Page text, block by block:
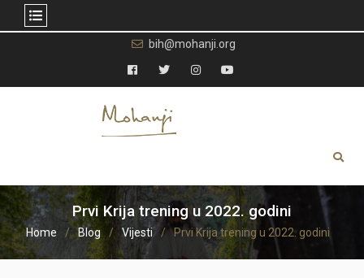
content
bih@mohanji.org
Facebook
TwitterInstagramYouTube
Prvi Krija trening u 2022. godini
Home Blog Vijesti Prvi Krija trening u 2022. godini